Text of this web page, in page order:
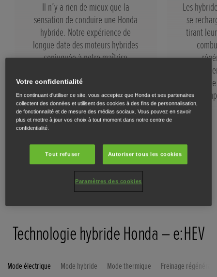
Il n’y a rien de mieux que la
sensation de conduire une Honda
hybride. Notre expérience de
longue date des moteurs hybrides
conjuguée à notre maîtrise
nous ont permis d’offrir une
alimentation électrique silencieuse
à nos hybrides complets. La
nouvelle Jazz offre des
performances électriques
exceptionnelles et des économies
bien réelles.
Les
se
tirant
secteur,
du
Technologie hybride Honda – e:HEV
Mode électrique Mode hybride Mode thermique Freinage régénératif
Votre confidentialité
En continuant d'utiliser ce site, vous acceptez que Honda et ses partenaires
collectent des données et utilisent des cookies à des fins de personnalisation,
de fonctionnalité et de mesure des médias sociaux. Vous pouvez en savoir
plus et mettre à jour vos choix à tout moment dans notre centre de
confidentialité.
Tout refuser Autoriser tous les cookies
Paramètres des cookies